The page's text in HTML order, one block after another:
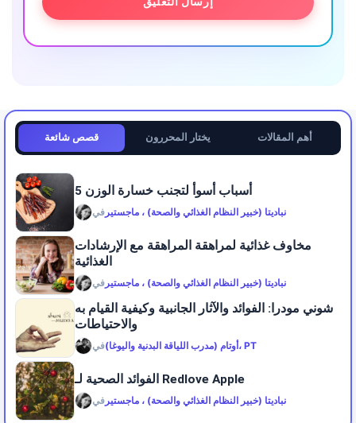
قصص شائعة يختار المحررون أهم المقالات
5 أسباب أسوأ لتجنب خسارة الوزن
في نباديتا (خبير النظام الغذائي والصحة) ، ماجستير
مخاوف غذائية لمراهقة المراهقة مع الإرشادات
الغذائية
في نباديتا (خبير النظام الغذائي والصحة) ، ماجستير
شوني مودرا: الفوائد والآثار الجانبية وكيفية القيام به
والاحتياطات
في أوتام (مدرب اللياقة البدنية واليوغا)، PT
الفوائد الصحية لـ Redlove Apple
في نباديتا (خبير النظام الغذائي والصحة) ، ماجستير